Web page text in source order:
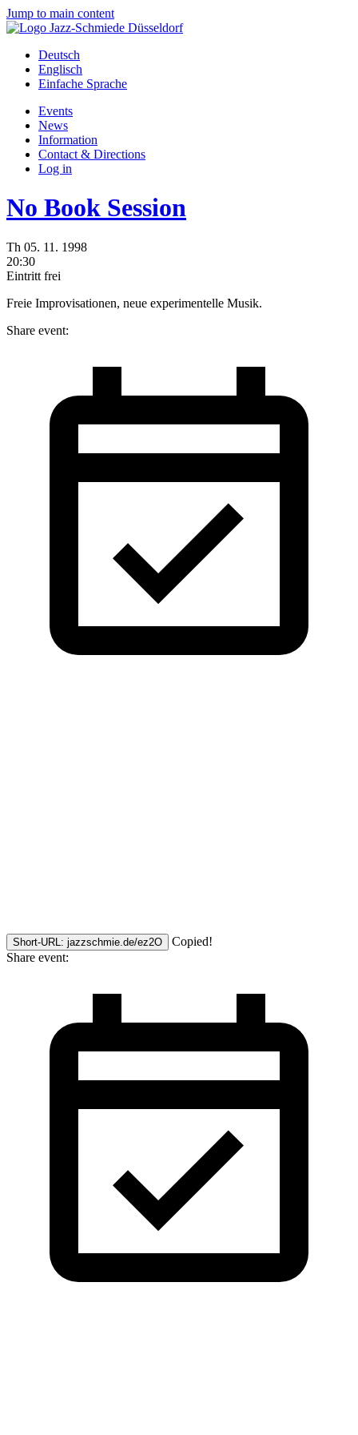
Jump to main content
Deutsch
Englisch
Einfache Sprache
Events
News
Information
Contact & Directions
Log in
No Book Session
Th 05. 11. 1998
20:30
Eintritt frei
Freie Improvisationen, neue experimentelle Musik.
Share event:
Short-URL: jazzschmie.de/ez2O
Copied!
Share event: